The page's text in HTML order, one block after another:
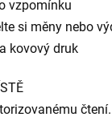
vzpomínku
si měny nebo
kovový druk
čtení.